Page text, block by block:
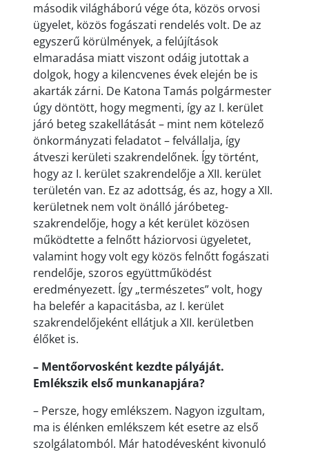
második világháború vége óta, közös orvosi
ügyelet, közös fogászati rendelés volt. De az
egyszerű körülmények, a felújítások
elmaradása miatt viszont odáig jutottak a
dolgok, hogy a kilencvenes évek elején be is
akarták zárni. De Katona Tamás polgármester
úgy döntött, hogy megmenti, így az I. kerület
járó beteg szakellátását – mint nem kötelező
önkormányzati feladatot – felvállalja, így
átveszi kerületi szakrendelőnek. Így történt,
hogy az I. kerület szakrendelője a XII. kerület
területén van. Ez az adottság, és az, hogy a XII.
kerületnek nem volt önálló járóbeteg-
szakrendelője, hogy a két kerület közösen
működtette a felnőtt háziorvosi ügyeletet,
valamint hogy volt egy közös felnőtt fogászati
rendelője, szoros együttműködést
eredményezett. Így „természetes” volt, hogy
ha belefér a kapacitásba, az I. kerület
szakrendelőjeként ellátjuk a XII. kerületben
élőket is.
– Mentőorvosként kezdte pályáját.
Emlékszik első munkanapjára?
– Persze, hogy emlékszem. Nagyon izgultam,
ma is élénken emlékszem két esetre az első
szolgálatomból. Már hatodévesként kivonuló